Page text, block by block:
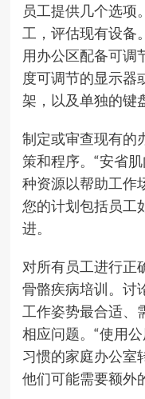
员工提供几个选项
工，评估现有设备
用办公区配备可调
度可调节的显示器
架，以及单独的键
制定或审查现有的
策和程序。“安省
种资源以帮助工作
您的计划包括员工
进。
对所有员工进行正
骨骼疾病培训。讨
工作姿势最合适、
相应问题。“使用
习惯的家庭办公室
他们可能需要额外